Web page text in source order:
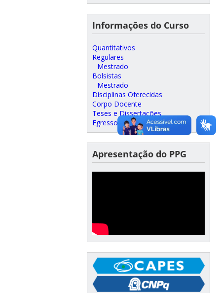
Informações do Curso
Quantitativos
Regulares
Mestrado
Bolsistas
Mestrado
Disciplinas Oferecidas
Corpo Docente
Teses e Dissertações
Egressos
Apresentação do PPG